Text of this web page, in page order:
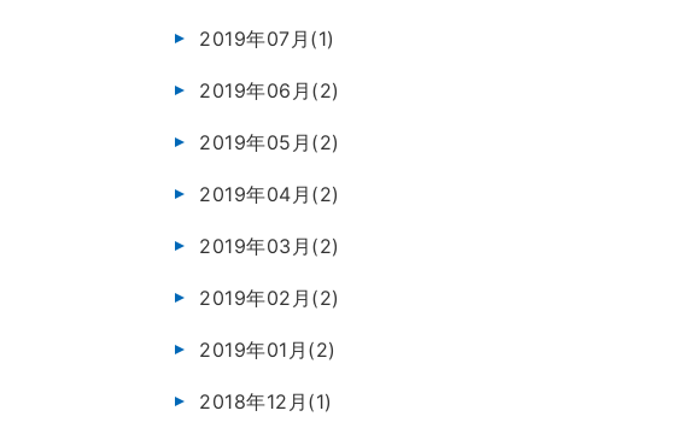
2019年07月(1)
2019年06月(2)
2019年05月(2)
2019年04月(2)
2019年03月(2)
2019年02月(2)
2019年01月(2)
2018年12月(1)